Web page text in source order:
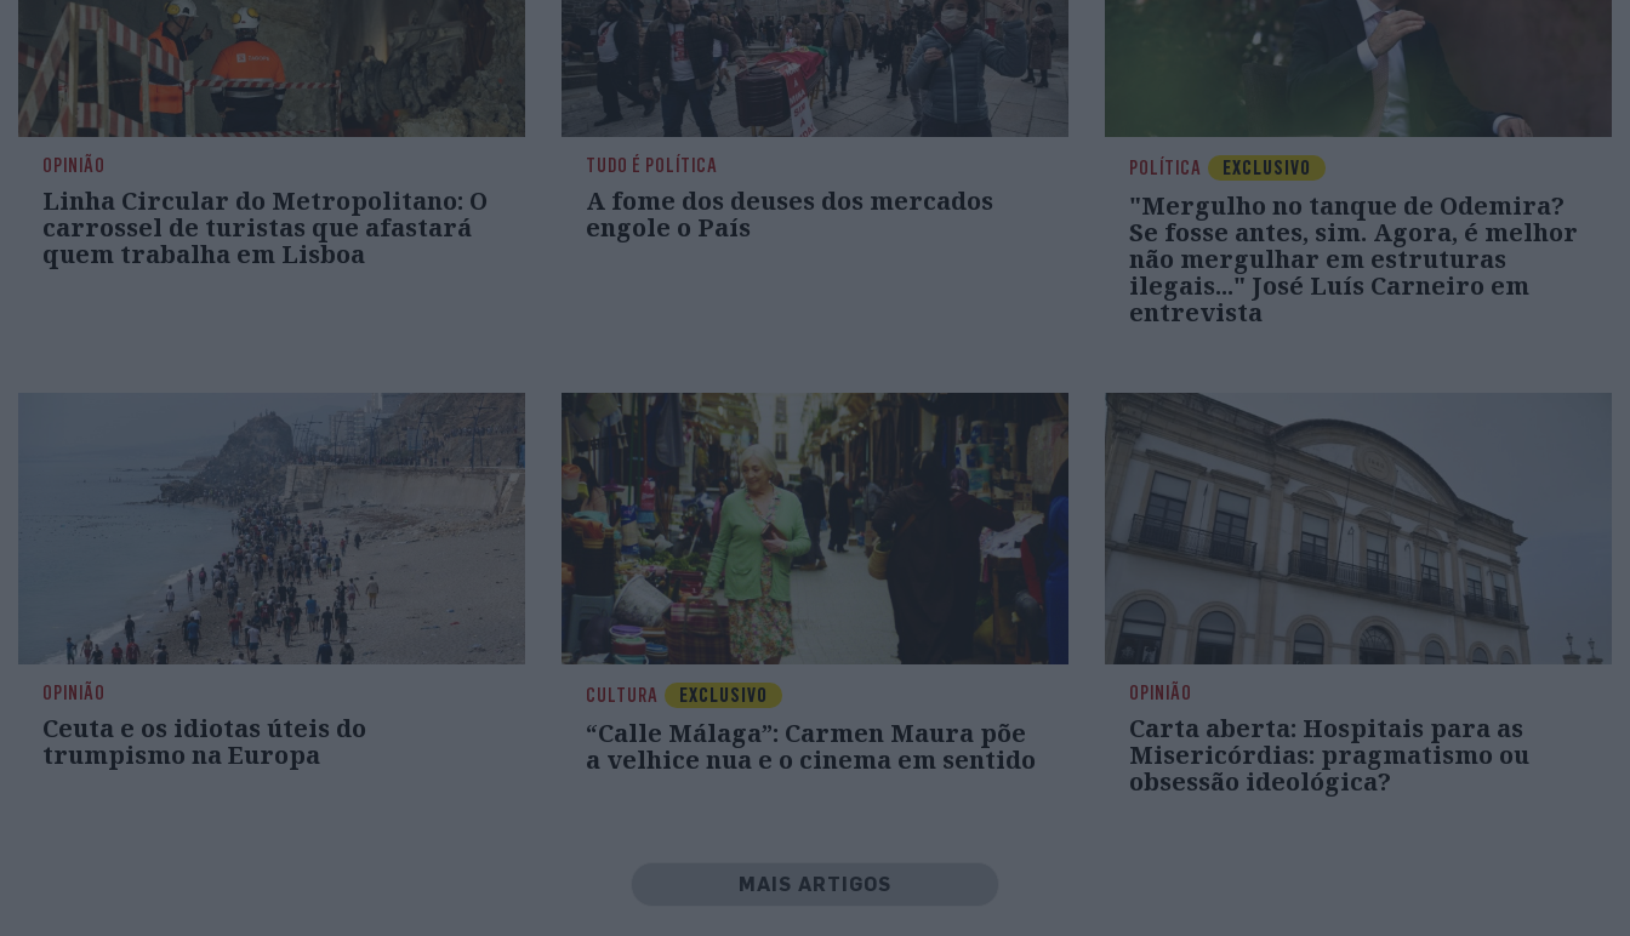
OPINIÃO
Linha Circular do Metropolitano: O
carrossel de turistas que afastará
quem trabalha em Lisboa
TUDO É POLÍTICA
A fome dos deuses dos mercados
engole o País
POLÍTICA EXCLUSIVO
"Mergulho no tanque de Odemira?
Se fosse antes, sim. Agora, é melhor
não mergulhar em estruturas
ilegais..." José Luís Carneiro em
entrevista
OPINIÃO
Ceuta e os idiotas úteis do
trumpismo na Europa
CULTURA EXCLUSIVO
“Calle Málaga”: Carmen Maura põe
a velhice nua e o cinema em sentido
OPINIÃO
Carta aberta: Hospitais para as
Misericórdias: pragmatismo ou
obsessão ideológica?
MAIS ARTIGOS